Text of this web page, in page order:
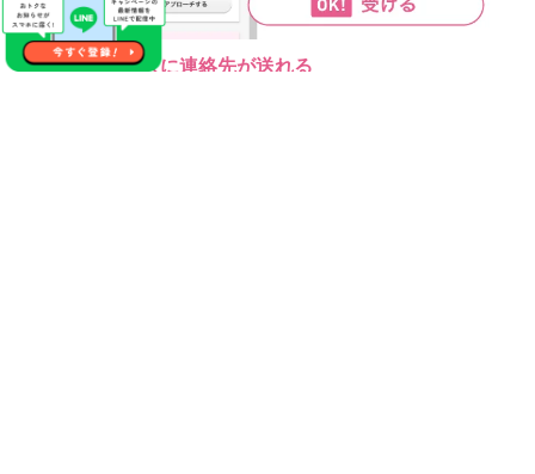
気になるあの人に連絡先が送れる